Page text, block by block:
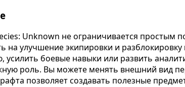
Unknown не ограничивается
на улучшение экипировки и
боевые навыки или развить
роль. Вы можете менять внешний вид
позволяет создавать полезные